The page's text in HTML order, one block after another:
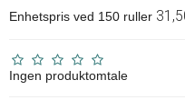
Enhetspris ved 150 ruller
Ingen produktomtale